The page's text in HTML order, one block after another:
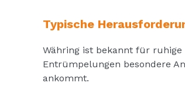
Typische
Währing ist bekannt für
Entrümpelungen besondere
ankommt.